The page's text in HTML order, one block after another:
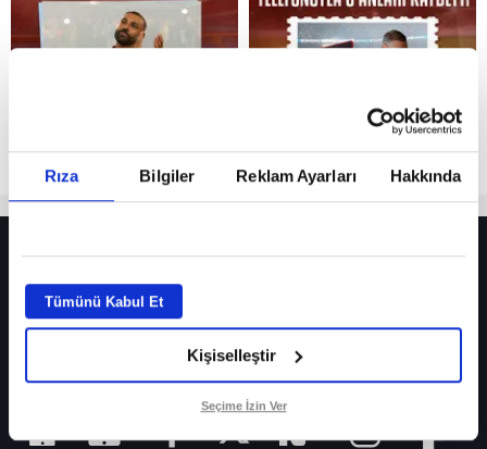
Rıza Bilgiler Reklam Ayarları Hakkında
Tümünü Kabul Et
Kişiselleştir
Seçime İzin Ver
Fenerbahçe’de sürpriz ayrılık ihtimali! Devre arasında gelmişti
Fenerbahçe’nin yeni transferi Mason Greenwood için olay sözler!
Galatasaray’da rota yeniden Thiago Almada!